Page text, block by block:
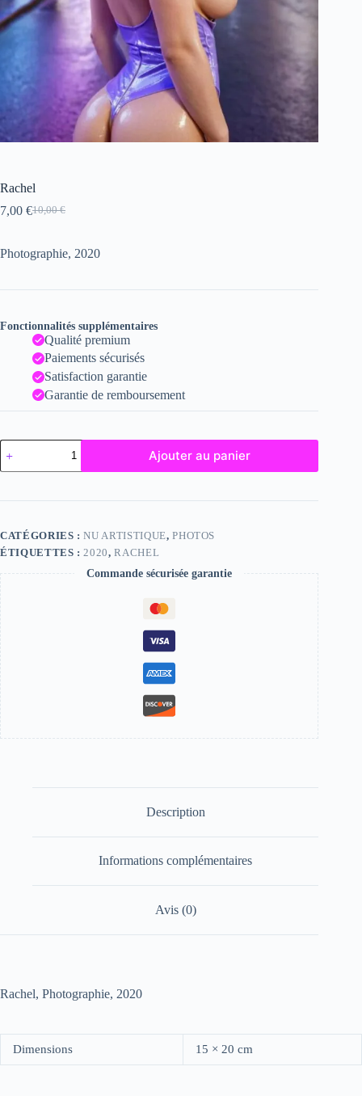
Rachel
10,00€
Le
était :
7,00 €Le
est :
Photographie, 2020
Fonctionnalités supplémentaires
Qualité premium
Paiements sécurisés
Satisfaction garantie
Garantie de remboursement
quantité
de
Rachel
Ajouter au panier
CATÉGORIES :NU ARTISTIQUE,PHOTOS
ÉTIQUETTES : 2020,RACHEL
Commande sécurisée garantie
Description
Informations complémentaires
Avis (0)
Rachel, Photographie, 2020
Dimensions 15 × 20 cm